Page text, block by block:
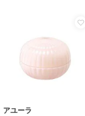
アユーラ